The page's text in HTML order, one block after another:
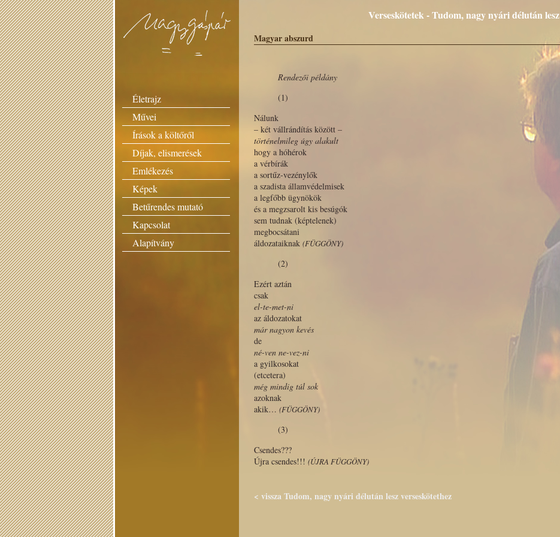
Életrajz
Művei
Írások a költőről
Díjak, elismerések
Emlékezés
Képek
Betűrendes mutató
Kapcsolat
Alapítvány
Verseskötetek - Tudom, nagy nyári délután lesz
Magyar abszurd
Rendezői példány
(1)
Nálunk
– két vállrándítás között –
történelmileg úgy alakult
hogy a hóhérok
a vérbírák
a sortűz-vezénylők
a szadista államvédelmisek
a legfőbb ügynökök
és a megzsarolt kis besúgók
sem tudnak (képtelenek)
megbocsátani
áldozataiknak (FÜGGÖNY)
(2)
Ezért aztán
csak
el-te-met-ni
az áldozatokat
már nagyon kevés
de
né-ven ne-vez-ni
a gyilkosokat
(etcetera)
még mindig túl sok
azoknak
akik… (FÜGGÖNY)
(3)
Csendes???
Újra csendes!!! (ÚJRA FÜGGÖNY)
< vissza Tudom, nagy nyári délután lesz verseskötethez